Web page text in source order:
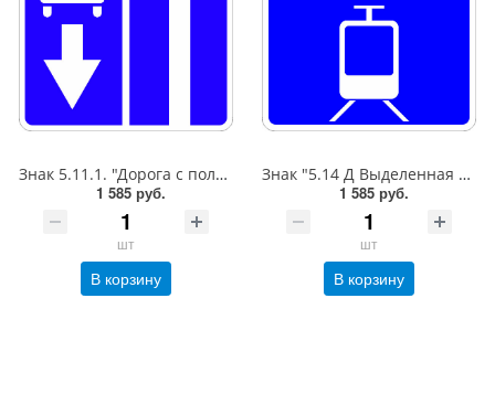
Знак 5.11.1. "Дорога с полосой для маршрутных транспортных средств",B=600,Тип А Коммерческая (3 года),металл 0.8 мм
1 585 руб.
шт
В корзину
Знак "5.14 Д Выделенная трамвайная полоса",B=600,Тип А Коммерческая (3 года),металл 0.8 мм
1 585 руб.
шт
В корзину